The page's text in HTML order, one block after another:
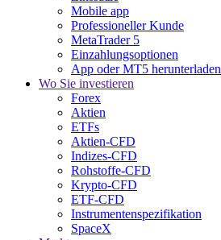
Mobile app
Professioneller Kunde
MetaTrader 5
Einzahlungsoptionen
App oder MT5 herunterladen
Wo Sie investieren
Forex
Aktien
ETFs
Aktien-CFD
Indizes-CFD
Rohstoffe-CFD
Krypto-CFD
ETF-CFD
Instrumentenspezifikation
SpaceX